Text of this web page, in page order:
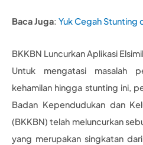
Baca Juga: Yuk Cegah Stunting
BKKBN Luncurkan Aplikasi Elsimil
Untuk mengatasi masalah
kehamilan hingga stunting ini,
Badan Kependudukan dan
(BKKBN) telah meluncurkan
yang merupakan singkatan